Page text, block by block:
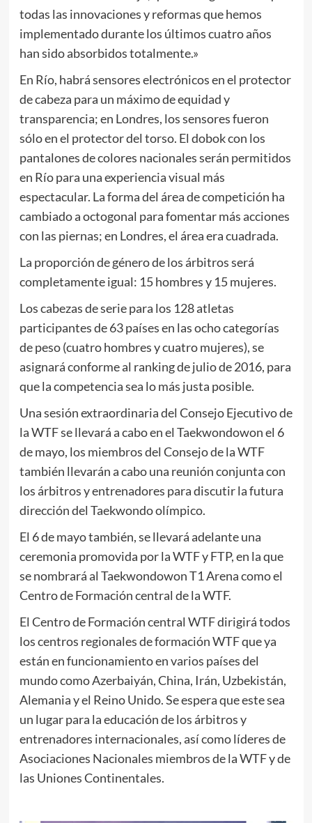
todas las innovaciones y reformas que hemos
implementado durante los últimos cuatro años
han sido absorbidos totalmente.»
En Río, habrá sensores electrónicos en el protector
de cabeza para un máximo de equidad y
transparencia; en Londres, los sensores fueron
sólo en el protector del torso. El dobok con los
pantalones de colores nacionales serán permitidos
en Río para una experiencia visual más
espectacular. La forma del área de competición ha
cambiado a octogonal para fomentar más acciones
con las piernas; en Londres, el área era cuadrada.
La proporción de género de los árbitros será
completamente igual: 15 hombres y 15 mujeres.
Los cabezas de serie para los 128 atletas
participantes de 63 países en las ocho categorías
de peso (cuatro hombres y cuatro mujeres), se
asignará conforme al ranking de julio de 2016, para
que la competencia sea lo más justa posible.
Una sesión extraordinaria del Consejo Ejecutivo de
la WTF se llevará a cabo en el Taekwondowon el 6
de mayo, los miembros del Consejo de la WTF
también llevarán a cabo una reunión conjunta con
los árbitros y entrenadores para discutir la futura
dirección del Taekwondo olímpico.
El 6 de mayo también, se llevará adelante una
ceremonia promovida por la WTF y FTP, en la que
se nombrará al Taekwondowon T1 Arena como el
Centro de Formación central de la WTF.
El Centro de Formación central WTF dirigirá todos
los centros regionales de formación WTF que ya
están en funcionamiento en varios países del
mundo como Azerbaiyán, China, Irán, Uzbekistán,
Alemania y el Reino Unido. Se espera que este sea
un lugar para la educación de los árbitros y
entrenadores internacionales, así como líderes de
Asociaciones Nacionales miembros de la WTF y de
las Uniones Continentales.